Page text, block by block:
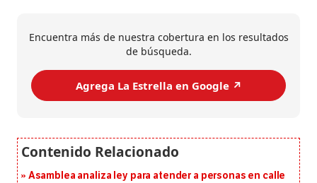
Encuentra más de nuestra cobertura en los resultados
de búsqueda.
Agrega La Estrella en Google ↗️
Asamblea analiza ley para atender a personas en calle